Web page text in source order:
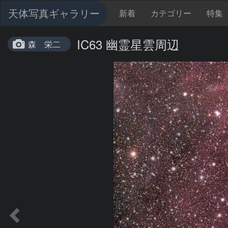
天体写真ギャラリー 新着 カテゴリー 特集
森 栄二 IC63 幽霊星雲周辺